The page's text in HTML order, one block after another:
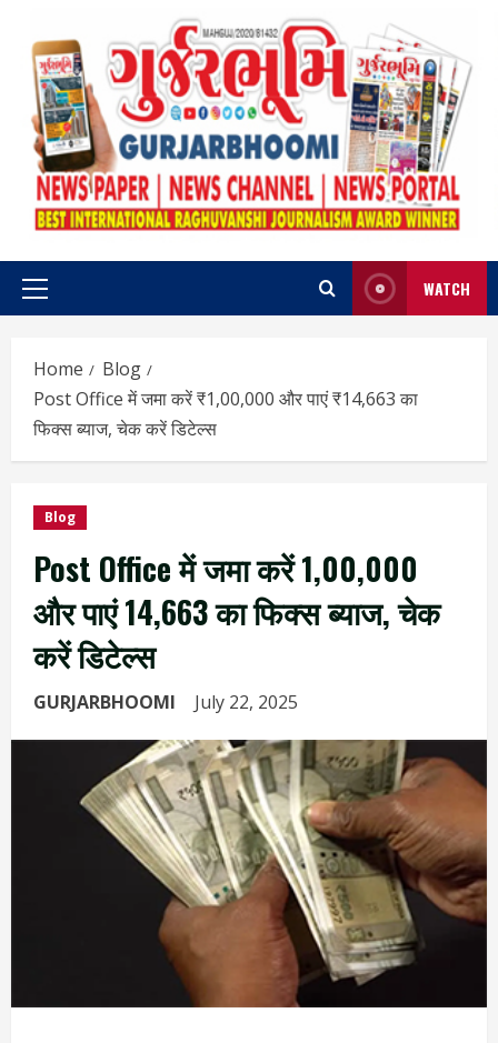
content
Primary
WATCH
Home
Blog
Post Office में जमा करें ₹1,00,000 और पाएं ₹14,663 का
फिक्स ब्याज, चेक करें डिटेल्स
Blog
Post Office में जमा करें ₹1,00,000
और पाएं ₹14,663 का फिक्स ब्याज, चेक
करें डिटेल्स
GURJARBHOOMI July 22, 2025